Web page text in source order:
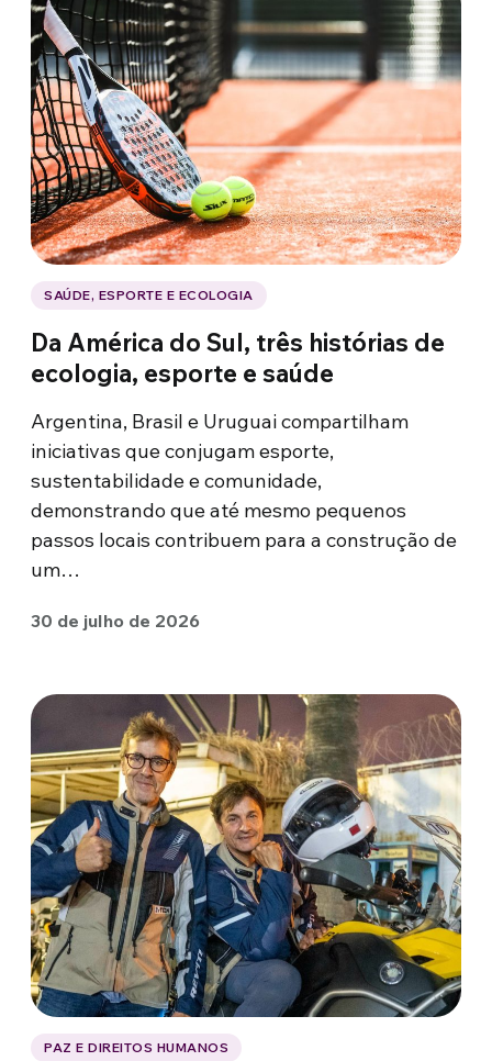
SAÚDE, ESPORTE E ECOLOGIA
Da América do Sul, três histórias de
ecologia, esporte e saúde
Argentina, Brasil e Uruguai compartilham
iniciativas que conjugam esporte,
sustentabilidade e comunidade,
demonstrando que até mesmo pequenos
passos locais contribuem para a construção de
um…
30 de julho de 2026
PAZ E DIREITOS HUMANOS